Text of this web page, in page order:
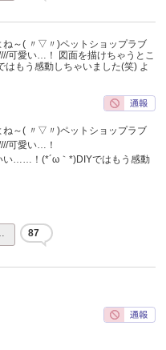
ね～( 〃▽〃)ペットショップラブ
可愛い…！ 図面を描けちゃうとこ
もう感動しちゃいました(笑) よ
ね～( 〃▽〃)ペットショップラブ
可愛い…！
い……！(*´ω｀*)DIYではもう感動
87